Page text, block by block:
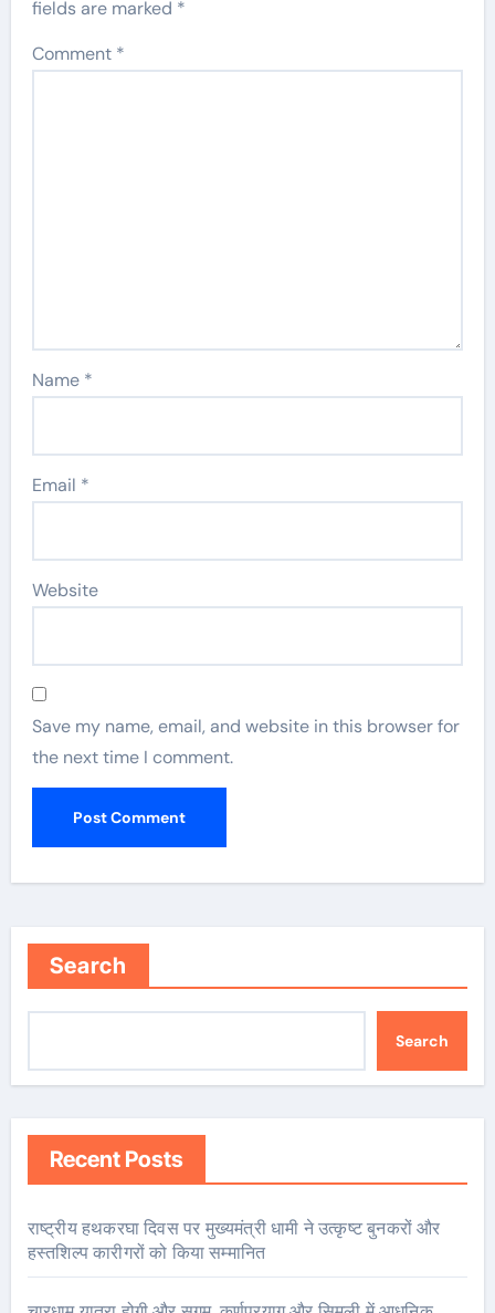
fields are marked *
Comment *
Name *
Email *
Website
Save my name, email, and website in this browser for
the next time I comment.
Search
Search
Recent Posts
राष्ट्रीय हथकरघा दिवस पर मुख्यमंत्री धामी ने उत्कृष्ट बुनकरों और
हस्तशिल्प कारीगरों को किया सम्मानित